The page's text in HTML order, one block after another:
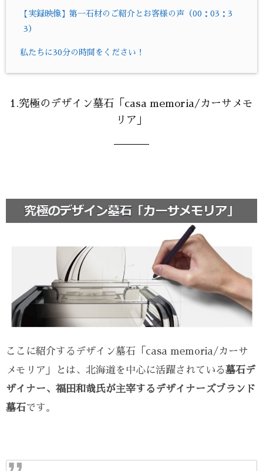
【実録映像】第一石材のご紹介とお客様の声（00：03：3
3）
私たちに30分の時間をください！
1.究極のデザイン墓石「casa memoria/カーサメモ
リア」
ここに紹介するデザイン墓石「casa memoria/カーサ
メモリア」とは、北海道を中心に活躍されている墓石デ
ザイナー、福田和哉氏が主宰するデザイナーズブランド
墓石です。